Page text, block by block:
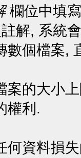
欄位中填
解, 系統
數個檔案,
案的大小
權利.
何資料損